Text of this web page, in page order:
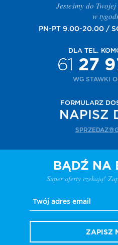
Jesteśmy do
w
PN-PT 9.00-20.00 /
DLA TEL.
61 27
WG STAWKI
FORMULARZ
NAPISZ
BĄDŹ NA
Super oferty czekają!
ZAPISZ